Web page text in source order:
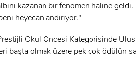
Şifremi Unuttum ?
GIRIŞ
ÜYE OL
kazanan bir fenomen haline geldi.
heyecanlandırıyor."
Okul Öncesi Kategorisinde
başta olmak üzere pek çok ödülün